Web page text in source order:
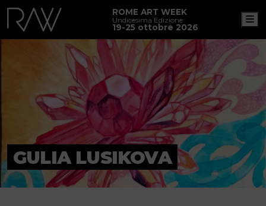
ROME ART WEEK
Undicesima Edizione
19-25 ottobre 2026
GULIA LUSIKOVA